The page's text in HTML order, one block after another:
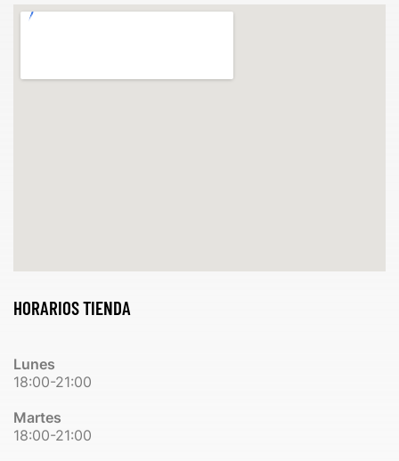
HORARIOS TIENDA
Lunes
18:00-21:00
Martes
18:00-21:00